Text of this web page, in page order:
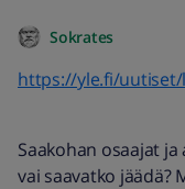
Sokrates
https://yle.fi/uutiset/
Saakohan osaajat
vai saavatko jäädä?